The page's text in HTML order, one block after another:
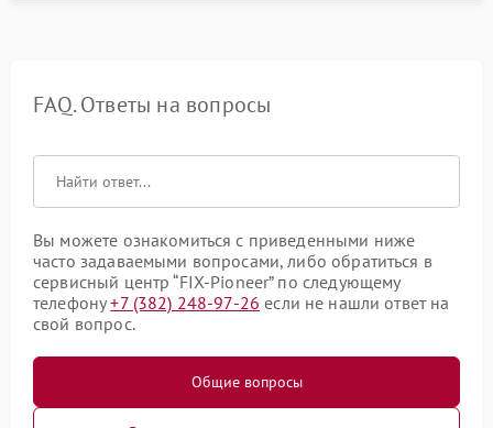
FAQ. Ответы на вопросы
Вы можете ознакомиться с приведенными ниже
часто задаваемыми вопросами, либо обратиться в
сервисный центр “FIX-Pioneer” по следующему
телефону+7 (382) 248-97-26 если не нашли ответ на
свой вопрос.
Общие вопросы